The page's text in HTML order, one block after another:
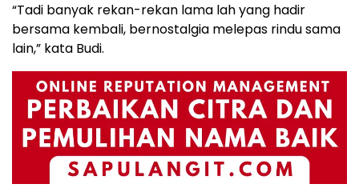
“Tadi banyak rekan-rekan lama lah yang hadir
bersama kembali, bernostalgia melepas rindu sama
lain,” kata Budi.